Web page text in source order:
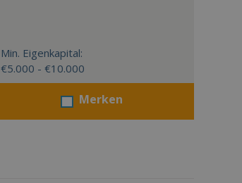
Min. Eigenkapital:
€5.000 - €10.000
Merken